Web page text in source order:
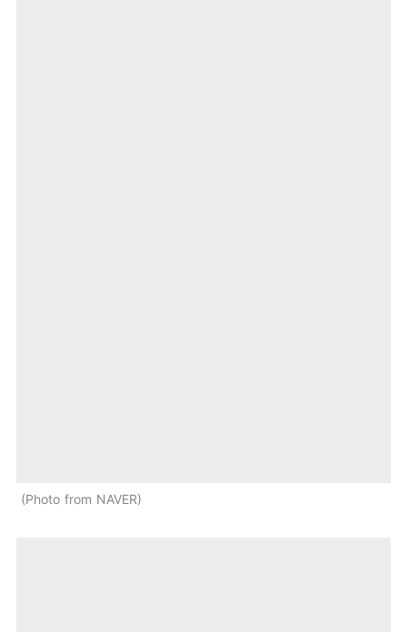
Photo from NAVER